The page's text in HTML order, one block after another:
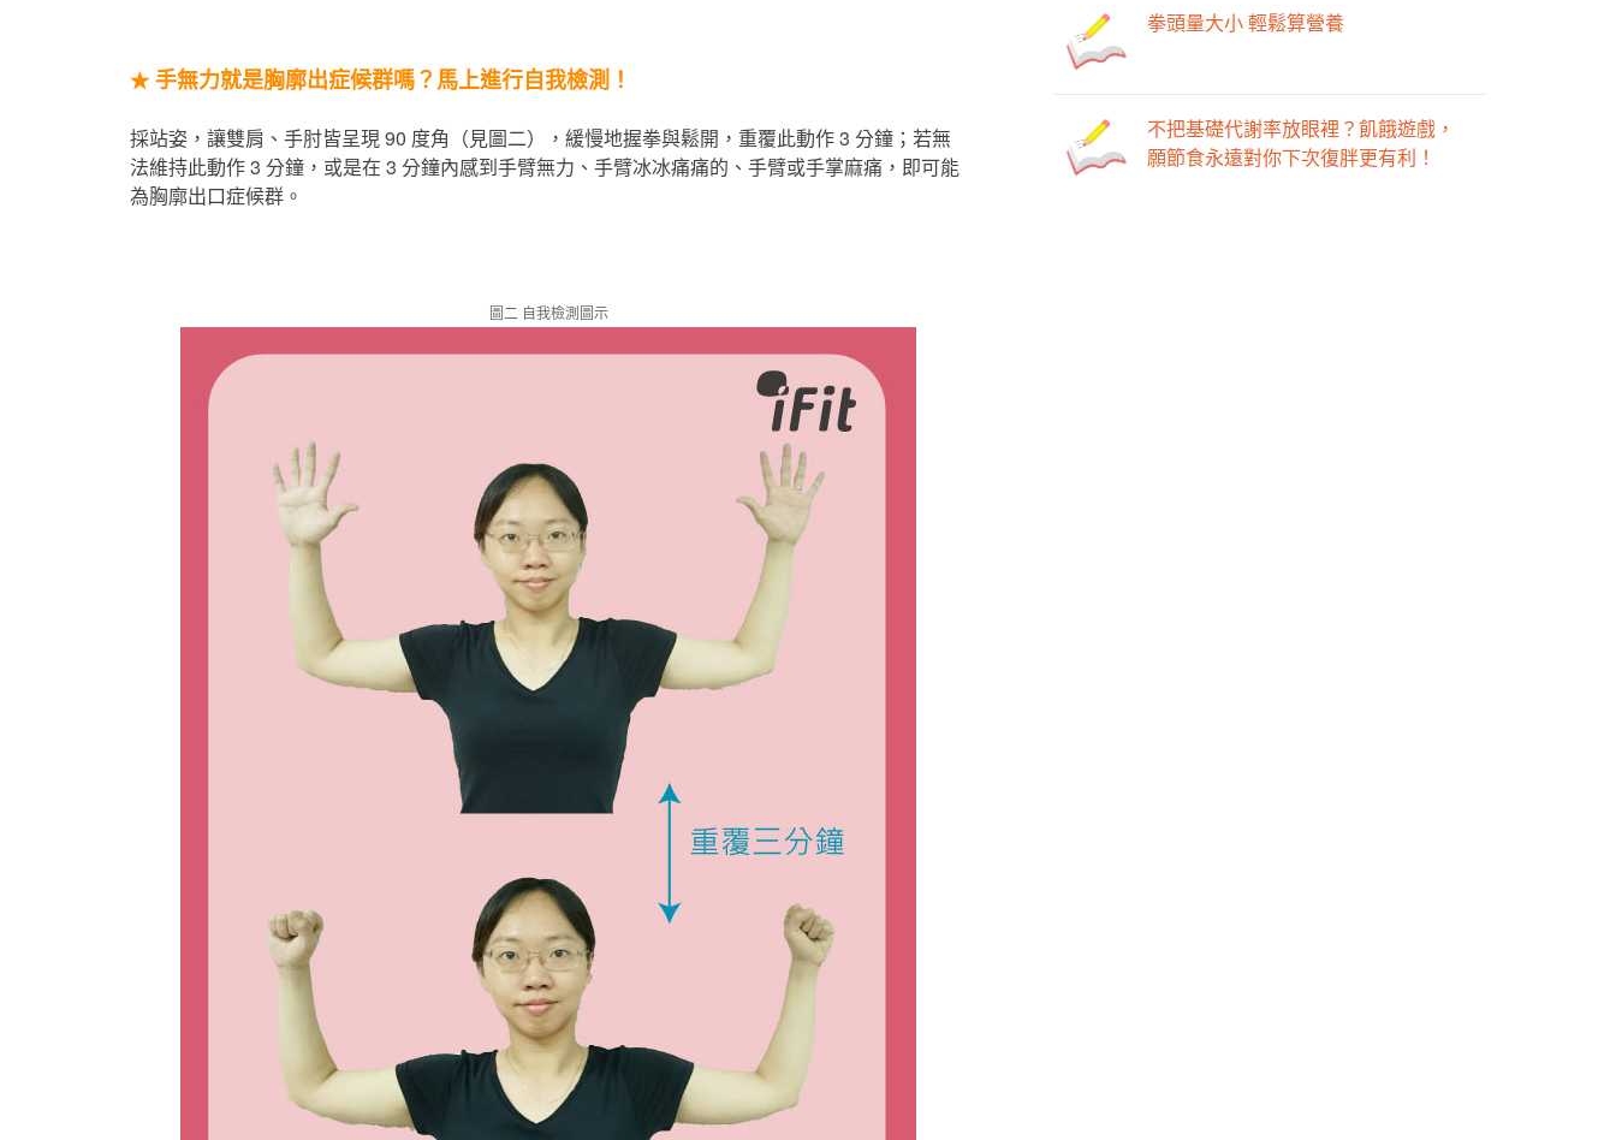
★ 手無力就是胸廓出症候群嗎？馬上進行自我檢測！
採站姿，讓雙肩、手肘皆呈現 90 度角（見圖二），緩慢地握拳與鬆開，重覆此動作 3 分鐘；若無
法維持此動作 3 分鐘，或是在 3 分鐘內感到手臂無力、手臂冰冰痛痛的、手臂或手掌麻痛，即可能
為胸廓出口症候群。
圖二 自我檢測圖示
拳頭量大小 輕鬆算營養
不把基礎代謝率放眼裡？飢餓遊戲，
願節食永遠對你下次復胖更有利！